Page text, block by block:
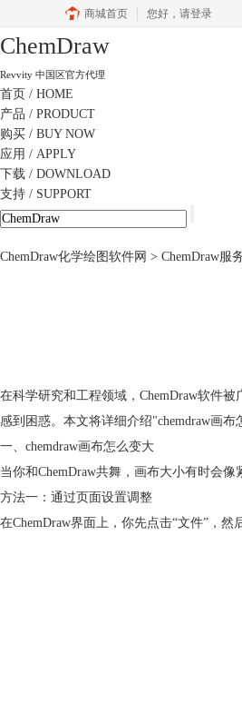
商城首页 您好， 请登录
ChemDraw
Revvity 中国区官方代理
首页 / HOME
产品 / PRODUCT
购买 / BUY NOW
应用 / APPLY
下载 / DOWNLOAD
支持 / SUPPORT
ChemDraw化学绘图软件网 > ChemDraw服
在科学研究和工程领域，ChemDraw软件
感到困惑。本文将详细介绍"chemdraw画
一、chemdraw画布怎么变大
当你和ChemDraw共舞，画布大小有时会
方法一：通过页面设置调整
在ChemDraw界面上，你先点击“文件”，